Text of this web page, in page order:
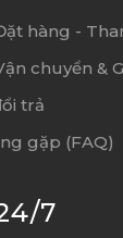
hàng -
chuyển &
trả
gặp (FAQ)
7